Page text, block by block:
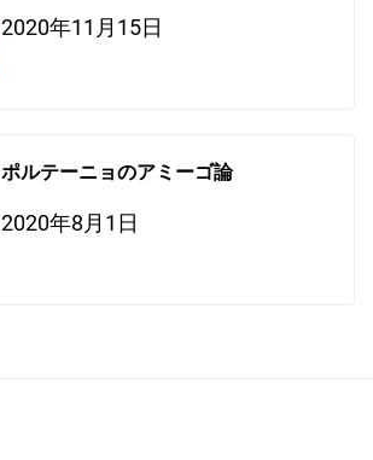
2020年11月15日
ポルテーニョのアミーゴ論
2020年8月1日